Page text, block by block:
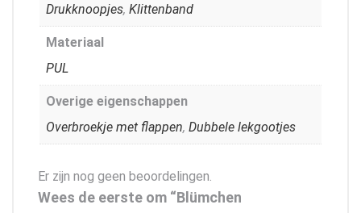
Drukknoopjes, Klittenband
Materiaal
PUL
Overige eigenschappen
Overbroekje met flappen, Dubbele lekgootjes
Er zijn nog geen beoordelingen.
Wees de eerste om “Blümchen